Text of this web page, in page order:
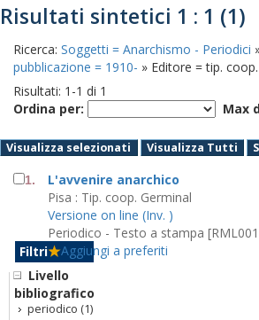
Risultati sintetici 1 : 1 (1)
Ricerca: Soggetti = Anarchismo - Periodici
pubblicazione = 1910- » Editore = tip.
Risultati: 1 -1 di 1
Ordina per:
Max
Visualizza selezionati Visualizza Tutti
1.
L'avvenire anarchico
Pisa : Tip. coop. Germinal
Versione on line (Inv. )
Periodico - Testo a stampa
Aggiungi a preferiti
Filtri
Livello
bibliografico
periodico (1)